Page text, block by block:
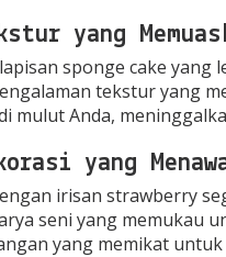
yang
sponge cake
tekstur yang
mulut Anda,
yang
irisan strawberry
seni yang memukau
yang memikat